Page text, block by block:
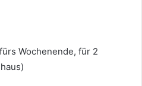
Wochenende, für 2